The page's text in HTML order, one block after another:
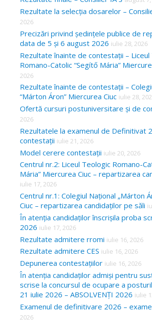
Rezultate la selecția dosarelor –
2026
Precizări privind ședințele publice de
data de 5 și 6 august 2026 iulie 28, 2026
Rezultate înainte de contestații – Liceul
Romano-Catolic “Segítő Mária”
2026
Rezultate înainte de contestații –
“Márton Áron” Miercurea Ciuc iulie 28,
Ofertă cursuri postuniversitare și de
2026
Rezultatele la examenul de Definitivat
contestații iulie 21, 2026
Model cerere contestații iulie 20, 2026
Centrul nr.2: Liceul Teologic Romano-
Mária” Miercurea Ciuc – repartizarea
iulie 17, 2026
Centrul nr.1: Colegiul Național „Márton
Ciuc – repartizarea candidaților pe săli
În atenția candidaților înscrișila proba
2026 iulie 17, 2026
Rezultate admitere rromi iulie 16, 2026
Rezultate admitere CES iulie 16, 2026
Depunerea contestațiilor iulie 16, 2026
În atenția candidaților admiși pentru
scrise la concursul de ocupare a
21 iulie 2026 – ABSOLVENȚI 2026 iulie
Examenul de definitivare 2026 –
2026